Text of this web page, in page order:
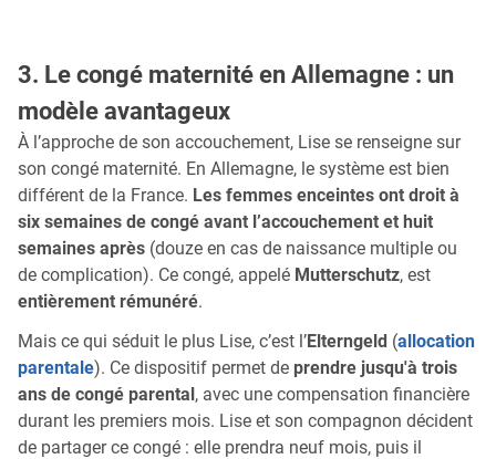
3. Le congé maternité en Allemagne : un
modèle avantageux
À l’approche de son accouchement, Lise se renseigne sur
son congé maternité. En Allemagne, le système est bien
différent de la France. Les femmes enceintes ont droit à
six semaines de congé avant l’accouchement et huit
semaines après (douze en cas de naissance multiple ou
de complication). Ce congé, appelé Mutterschutz, est
entièrement rémunéré.
Mais ce qui séduit le plus Lise, c’est l’Elterngeld (allocation
parentale). Ce dispositif permet de prendre jusqu'à trois
ans de congé parental, avec une compensation financière
durant les premiers mois. Lise et son compagnon décident
de partager ce congé : elle prendra neuf mois, puis il